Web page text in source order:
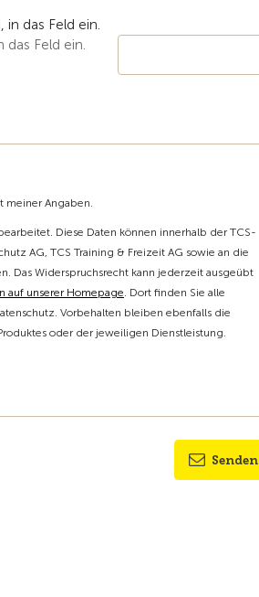
das Feld ein.
meiner Angaben.
Diese Daten können innerhalb der TCS-
AG, TCS Training & Freizeit AG sowie an die
Das Widerspruchsrecht kann jederzeit ausgeübt
auf unserer Homepage. Dort finden Sie alle
Vorbehalten bleiben ebenfalls die
oder der jeweiligen Dienstleistung.
Senden